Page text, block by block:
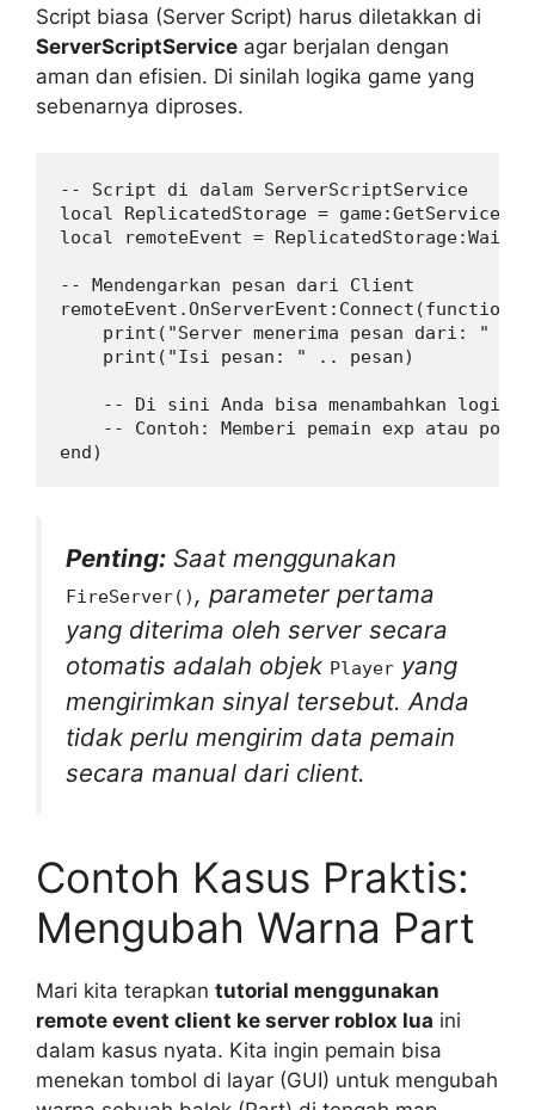
Script biasa (Server Script) harus diletakkan di
ServerScriptService agar berjalan dengan
aman dan efisien. Di sinilah logika game yang
sebenarnya diproses.
-- Script di dalam ServerScriptService
local ReplicatedStorage =
local remoteEvent =
-- Mendengarkan pesan dari Client
print("Server menerima pesan dari: " ..
    print("Isi pesan: " .. pesan)
-- Di sini Anda bisa menambahkan logika
    -- Contoh: Memberi pemain exp atau poin
Penting: Saat menggunakan
FireServer() , parameter pertama
yang diterima oleh server secara
otomatis adalah objek Player yang
mengirimkan sinyal tersebut. Anda
tidak perlu mengirim data pemain
secara manual dari client.
Contoh Kasus Praktis:
Mengubah Warna Part
Mari kita terapkan tutorial menggunakan
remote event client ke server roblox lua ini
dalam kasus nyata. Kita ingin pemain bisa
menekan tombol di layar (GUI) untuk mengubah